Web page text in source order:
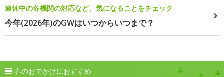
連休中の各機関の対応など、気になることをチェック
今年(2026年)のGWはいつからいつまで？
春のおでかけにおすすめ